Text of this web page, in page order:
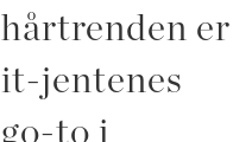
hårtrenden er
it-jentenes
go-to i